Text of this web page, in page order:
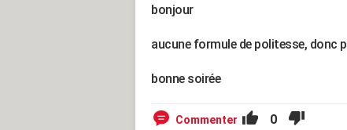
bonjour
aucune formule de politesse, donc
bonne soirée
Commenter 0